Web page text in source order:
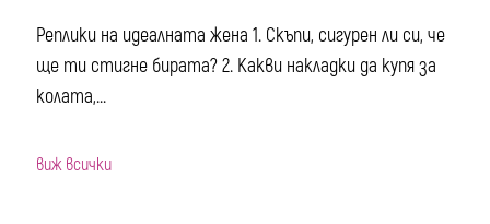
Реплики на идеалната жена 1. Скъпи, сигурен ли си, че
ще ти стигне бирата? 2. Какви накладки да купя за
колата,...
виж всички